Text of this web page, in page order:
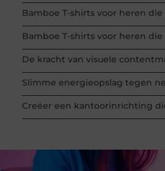
Bamboe T-shirts voor heren
Bamboe T-shirts voor heren
De kracht van visuele
Slimme energieopslag tegen
Creëer een kantoorinrichting